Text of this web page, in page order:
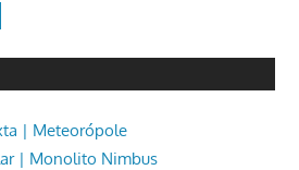
| Meteorópole
| Monolito Nimbus